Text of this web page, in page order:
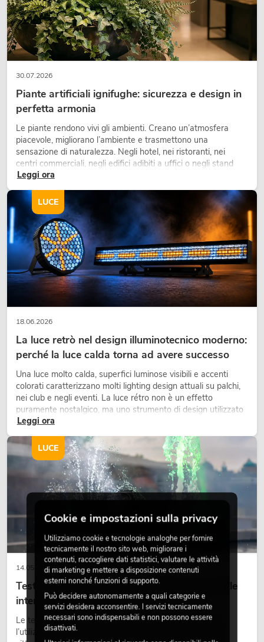
30.07.2026
Piante artificiali ignifughe: sicurezza e design in
perfetta armonia
Le piante rendono vivi gli ambienti. Creano un’atmosfera
piacevole, migliorano l’ambiente e trasmettono una
sensazione di naturalezza. Negli hotel, nei ristoranti, nei
centri commerciali, negli edifici adibiti a uffici o negli stand
fieristici, una vegetazione di alta qualità è ormai parte
Leggi ora
18.06.2026
La luce retrò nel design illuminotecnico moderno:
perché la luce calda torna ad avere successo
Una luce molto calda, superfici luminose visibili e accenti
colorati caratterizzano molti lighting design attuali su palchi,
nei club e negli eventi. La luce rétro non è un effetto
puramente nostalgico, ma uno strumento di design utilizzato
in modo consapevole: crea atmosfera, dona carattere alle
Leggi ora
LUCE
14.05.2026
Teste mobili outdoor: teste mobili resistenti alle
intemperie per eventi
Le teste mobili outdoor sono proiettori motorizzati per
l’utilizzo all’aperto. Vengono impiegate in festival, feste
LUCE
Cookie e impostazioni sulla privacy
Utilizziamo cookie e tecnologie analoghe per fornire
tecnicamente il nostro sito web, migliorare i
contenuti, raccogliere dati statistici, valutare le attività
di marketing e mettere a disposizione contenuti
esterni nonché funzioni di supporto.
Può decidere autonomamente a quali categorie e
servizi desidera acconsentire. I servizi tecnicamente
necessari sono indispensabili e non possono essere
disattivati.